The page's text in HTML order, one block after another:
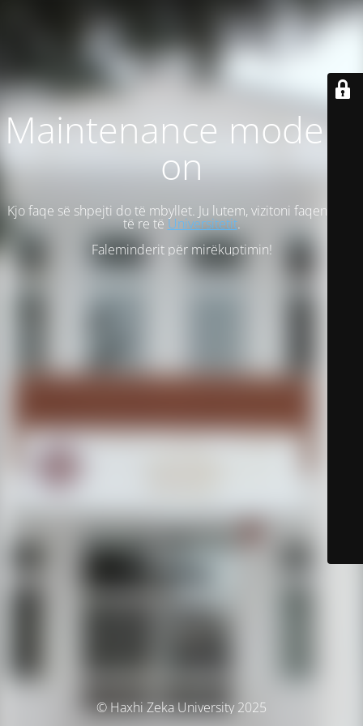
Maintenance mode is
on
Kjo faqe së shpejti do të mbyllet. Ju lutem, vizitoni faqen tonë
të re të Universitetit.
Faleminderit për mirëkuptimin!
© Haxhi Zeka University 2025